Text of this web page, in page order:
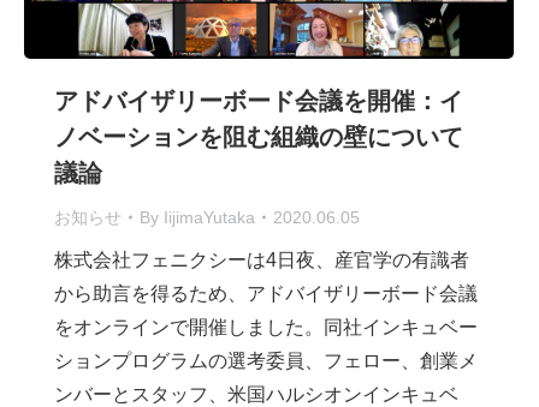
アドバイザリーボード会議を開催：イ
ノベーションを阻む組織の壁について
議論
お知らせ By IijimaYutaka 2020.06.05
株式会社フェニクシーは4日夜、産官学の有識者
から助言を得るため、アドバイザリーボード会議
をオンラインで開催しました。同社インキュベー
ションプログラムの選考委員、フェロー、創業メ
ンバーとスタッフ、米国ハルシオンインキュベ